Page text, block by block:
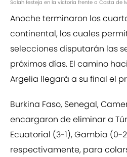
Salah festeja en la victoria frente a Costa de
Anoche terminaron los
continental, los cuales
selecciones disputarán las
próximos días. El camino
Argelia llegará a su final el
Burkina Faso, Senegal,
encargaron de eliminar a
Ecuatorial (3-1), Gambia (0-
respectivamente, para